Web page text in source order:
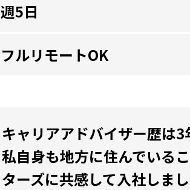
週5日
フルリモートOK
キャリアアドバイザー歴は3
私自身も地方に住んでいる
ターズに共感して入社しま